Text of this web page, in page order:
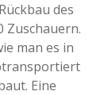
des
Zuschauern.
man es in
Eine